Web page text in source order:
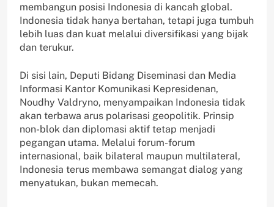
membangun posisi Indonesia di kancah global.
Indonesia tidak hanya bertahan, tetapi juga tumbuh
lebih luas dan kuat melalui diversifikasi yang bijak
dan terukur.
Di sisi lain, Deputi Bidang Diseminasi dan Media
Informasi Kantor Komunikasi Kepresidenan,
Noudhy Valdryno, menyampaikan Indonesia tidak
akan terbawa arus polarisasi geopolitik. Prinsip
non-blok dan diplomasi aktif tetap menjadi
pegangan utama. Melalui forum-forum
internasional, baik bilateral maupun multilateral,
Indonesia terus membawa semangat dialog yang
menyatukan, bukan memecah.